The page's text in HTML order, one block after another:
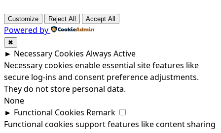
Customize Reject All Accept All
Powered by
✖
► Necessary Cookies Always Active
Necessary cookies enable essential site features like
secure log-ins and consent preference adjustments.
They do not store personal data.
None
► Functional Cookies Remark
Functional cookies support features like content sharing